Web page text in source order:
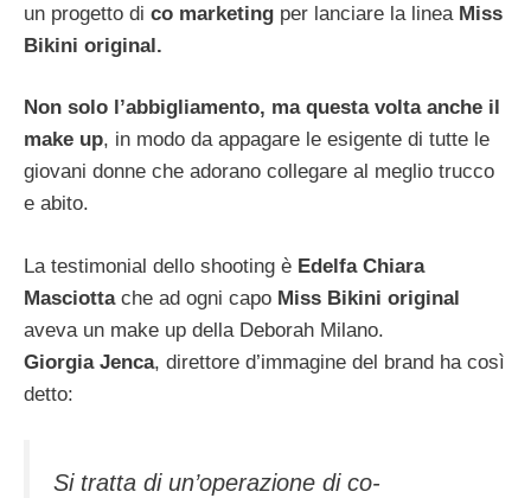
un progetto di co marketing per lanciare la linea Miss
Bikini original.
Non solo l’abbigliamento, ma questa volta anche il
make up, in modo da appagare le esigente di tutte le
giovani donne che adorano collegare al meglio trucco
e abito.
La testimonial dello shooting è Edelfa Chiara
Masciottache ad ogni capo Miss Bikini original
aveva un make up della Deborah Milano.
Giorgia Jenca, direttore d’immagine del brand ha così
detto:
Si tratta di un’operazione di co-